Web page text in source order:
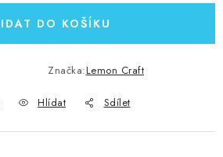
DO KOŠÍKU
Značka:Lemon Craft
Hlídat Sdílet